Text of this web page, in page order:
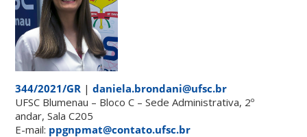
344/2021/GR |daniela.brondani@ufsc.br
UFSC Blumenau – Bloco C – Sede Administrativa, 2º
andar, Sala C205
E-mail: ppgnpmat@contato.ufsc.br